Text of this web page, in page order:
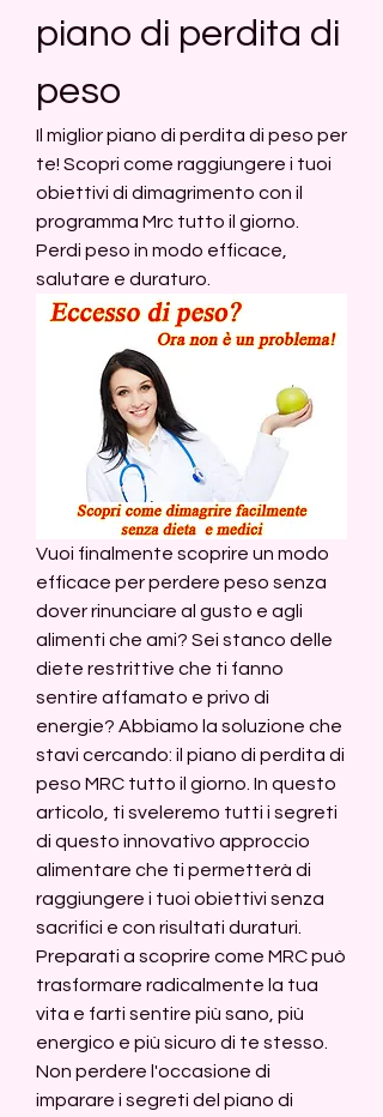
piano di perdita di
peso
Il miglior piano di perdita di peso per
te! Scopri come raggiungere i tuoi
obiettivi di dimagrimento con il
programma Mrc tutto il giorno.
Perdi peso in modo efficace,
salutare e duraturo.
Vuoi finalmente scoprire un modo
efficace per perdere peso senza
dover rinunciare al gusto e agli
alimenti che ami? Sei stanco delle
diete restrittive che ti fanno
sentire affamato e privo di
energie? Abbiamo la soluzione che
stavi cercando: il piano di perdita di
peso MRC tutto il giorno. In questo
articolo, ti sveleremo tutti i segreti
di questo innovativo approccio
alimentare che ti permetterà di
raggiungere i tuoi obiettivi senza
sacrifici e con risultati duraturi.
Preparati a scoprire come MRC può
trasformare radicalmente la tua
vita e farti sentire più sano, più
energico e più sicuro di te stesso.
Non perdere l'occasione di
imparare i segreti del piano di